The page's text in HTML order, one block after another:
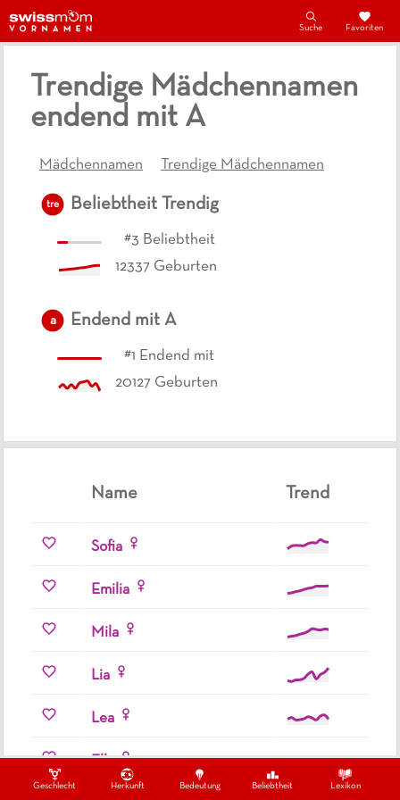
Geschlecht Herkunft Bedeutung Beliebtheit Lexikon
Suche Favoriten
Trendige Mädchennamen
endend mit A
Mädchennamen Trendige Mädchennamen
tre Beliebtheit Trendig
#3 Beliebtheit
12337 Geburten
a Endend mit A
#1 Endend mit
20127 Geburten
Name Trend
Sofia
Emilia
Mila
Lia
Lea
Ella